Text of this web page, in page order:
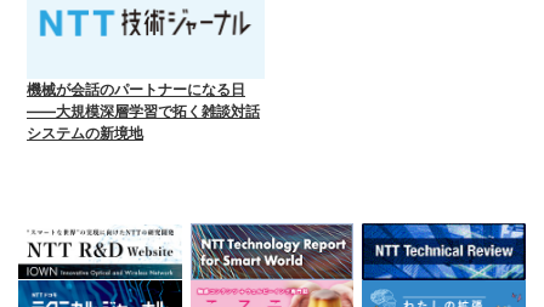
機械が会話のパートナーになる日
――大規模深層学習で拓く雑談対話
システムの新境地